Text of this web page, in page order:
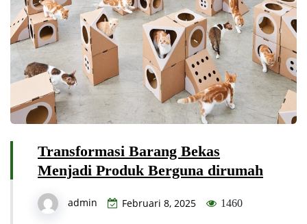
Transformasi Barang Bekas
Menjadi Produk Berguna dirumah
admin Februari 8, 2025 1460